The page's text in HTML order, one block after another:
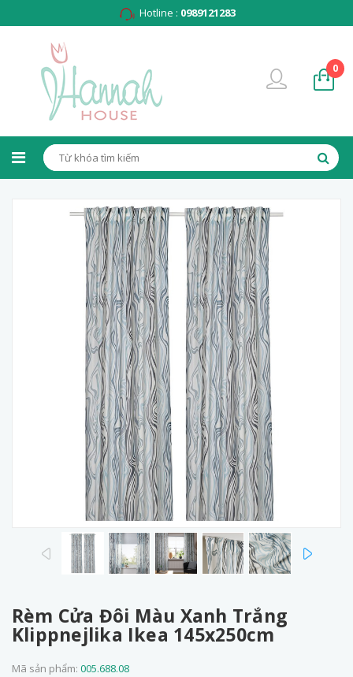
Hotline : 0989121283
0
prev
Rèm Cửa Đôi Màu Xanh Trắng
Klippnejlika Ikea 145x250cm
Mã sản phẩm: 005.688.08